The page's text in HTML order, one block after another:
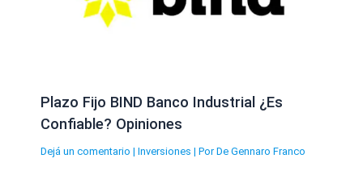
Plazo Fijo BIND Banco Industrial ¿Es
Confiable? Opiniones
Dejá un comentario | Inversiones | Por De Gennaro Franco